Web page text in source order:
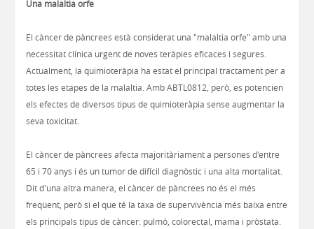
Una malaltia orfe
El càncer de pàncrees està considerat una "malaltia orfe" amb una
necessitat clínica urgent de noves teràpies eficaces i segures.
Actualment, la quimioteràpia ha estat el principal tractament per a
totes les etapes de la malaltia. Amb ABTL0812, però, es potencien
els efectes de diversos tipus de quimioteràpia sense augmentar la
seva toxicitat.
El càncer de pàncrees afecta majoritàriament a persones d'entre
65 i 70 anys i és un tumor de difícil diagnòstic i una alta mortalitat.
Dit d'una altra manera, el càncer de pàncrees no és el més
freqüent, però si el que té la taxa de supervivència més baixa entre
els principals tipus de càncer: pulmó, colorectal, mama i pròstata.